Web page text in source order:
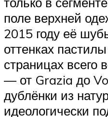
поле верхней
2015 году её
оттенках
страницах всего
— от Grazia до
дублёнки из
идеологически